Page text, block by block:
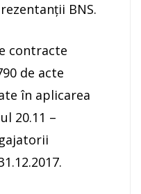
BNS.
contracte
de acte
în aplicarea
20.11 –